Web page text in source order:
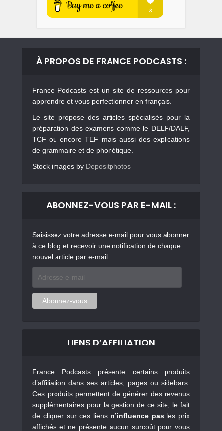
À PROPOS DE FRANCE PODCASTS :
France Podcasts est un site de ressources pour
apprendre et vous perfectionner en français.
Le site propose des articles spécialisés pour la
préparation des examens comme le DELF/DALF,
TCF ou encore TEF mais aussi des explications
de grammaire et de phonétique.
Stock images by Depositphotos
ABONNEZ-VOUS PAR E-MAIL :
Saisissez votre adresse e-mail pour vous abonner
à ce blog et recevoir une notification de chaque
nouvel article par e-mail.
mail
Abonnez-vous
LIENS D’AFFILIATION
France Podcasts présente certains produits
d’affiliation dans ses articles, pages ou sidebars.
Ces produits permettent de générer des revenus
supplémentaires pour la gestion de ce site, le fait
de cliquer sur ces liens n’influence pas les prix
affichés et ne présente aucun surcoût pour vous